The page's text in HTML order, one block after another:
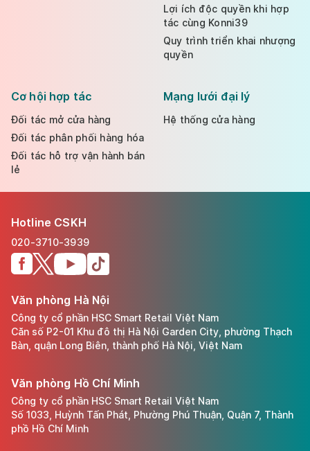
Lợi ích độc quyền khi hợp
tác cùng Konni39
Quy trình triển khai nhượng
quyền
Cơ hội hợp tác
Đối tác mở cửa hàng
Đối tác phân phối hàng hóa
Đối tác hỗ trợ vận hành bán
lẻ
Mạng lưới đại lý
Hệ thống cửa hàng
Hotline CSKH
020-3710-3939
Văn phòng Hà Nội
Công ty cổ phần HSC Smart Retail Việt Nam
Căn số P2-01 Khu đô thị Hà Nội Garden City, phường Thạch
Bàn, quận Long Biên, thành phố Hà Nội, Việt Nam
Văn phòng Hồ Chí Minh
Công ty cổ phần HSC Smart Retail Việt Nam
Số 1033, Huỳnh Tấn Phát, Phường Phú Thuận, Quận 7, Thành
phồ Hồ Chí Minh